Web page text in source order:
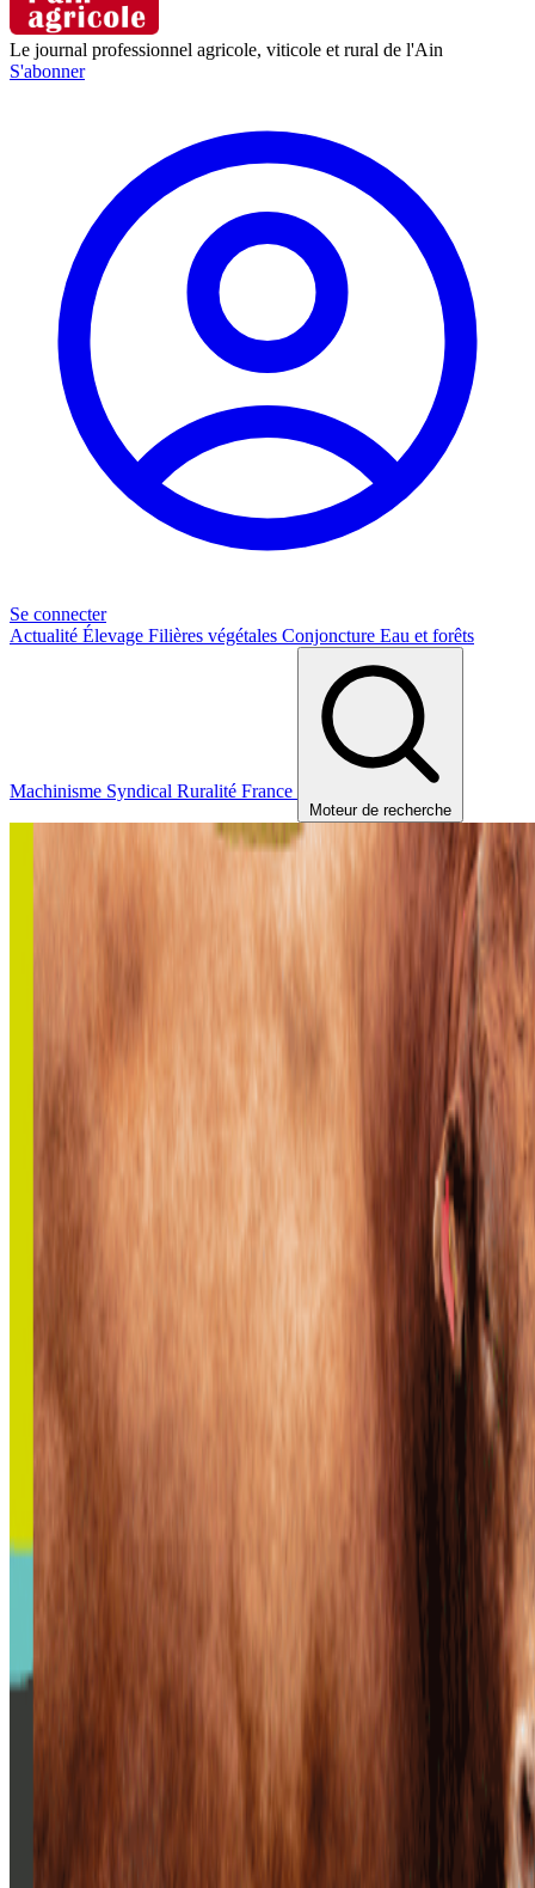
Le journal professionnel agricole, viticole et rural de l'Ain
S'abonner
Se connecter
Actualité Élevage Filières végétales Conjoncture Eau et forêts
Machinisme Syndical Ruralité France
Moteur de recherche